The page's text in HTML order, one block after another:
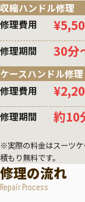
収縮ハンドル修理
修理費用
修理期間 30分
ケースハンドル修理
修理費用
修理期間 約10
※実際の料金はスーツ
積もり無料です。
修理の流れ
Repair Process